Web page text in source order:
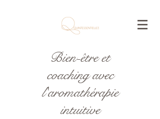
Bien-être et
coaching avec
l'aromathérapie
intuitive